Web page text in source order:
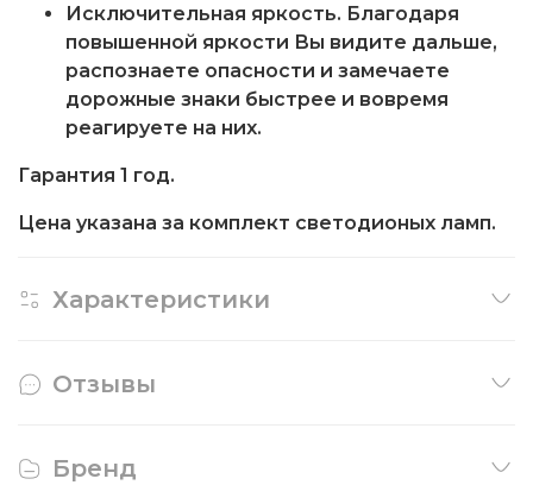
Исключительная яркость. Благодаря
повышенной яркости Вы видите дальше,
распознаете опасности и замечаете
дорожные знаки быстрее и вовремя
реагируете на них.
Гарантия 1 год.
Цена указана за комплект светодионых ламп.
Характеристики
Отзывы
Бренд